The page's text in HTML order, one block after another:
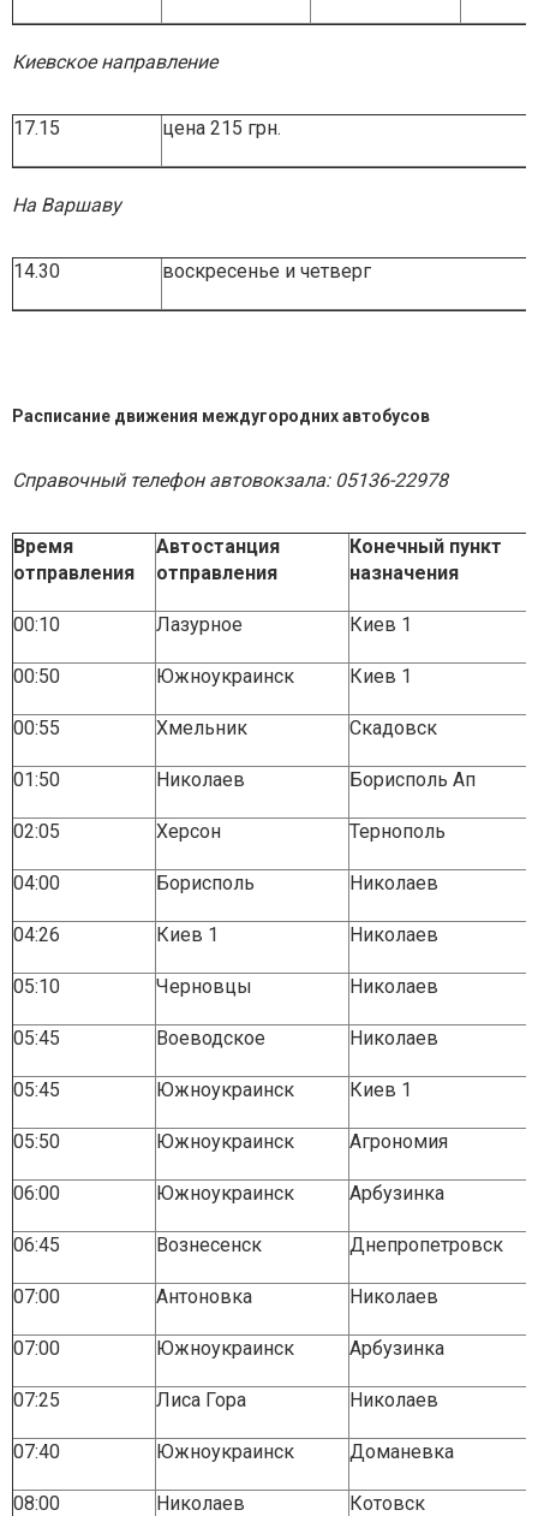
Киевское направление
17.15 цена 215 грн.
На Варшаву
14.30 воскресенье и четверг
Расписание движения междугородних автобусов
Справочный телефон автовокзала: 05136-22978
Время
отправления
Автостанция
отправления
Конечный пункт
назначения
00:10 Лазурное Киев 1
00:50 Южноукраинск Киев 1
00:55 Хмельник Скадовск
01:50 Николаев Борисполь Ап
02:05 Херсон Тернополь
04:00 Борисполь Николаев
04:26 Киев 1 Николаев
05:10 Черновцы Николаев
05:45 Воеводское Николаев
05:45 Южноукраинск Киев 1
05:50 Южноукраинск Агрономия
06:00 Южноукраинск Арбузинка
06:45 Вознесенск Днепропетровск
07:00 Антоновка Николаев
07:00 Южноукраинск Арбузинка
07:25 Лиса Гора Николаев
07:40 Южноукраинск Доманевка
08:00 Николаев Котовск